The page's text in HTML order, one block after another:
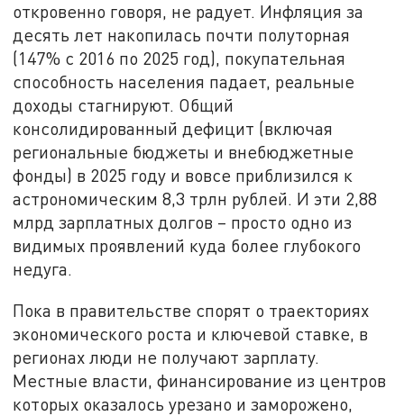
откровенно говоря, не радует. Инфляция за
десять лет накопилась почти полуторная
(147% с 2016 по 2025 год), покупательная
способность населения падает, реальные
доходы стагнируют. Общий
консолидированный дефицит (включая
региональные бюджеты и внебюджетные
фонды) в 2025 году и вовсе приблизился к
астрономическим 8,3 трлн рублей. И эти 2,88
млрд зарплатных долгов – просто одно из
видимых проявлений куда более глубокого
недуга.
Пока в правительстве спорят о траекториях
экономического роста и ключевой ставке, в
регионах люди не получают зарплату.
Местные власти, финансирование из центров
которых оказалось урезано и заморожено,